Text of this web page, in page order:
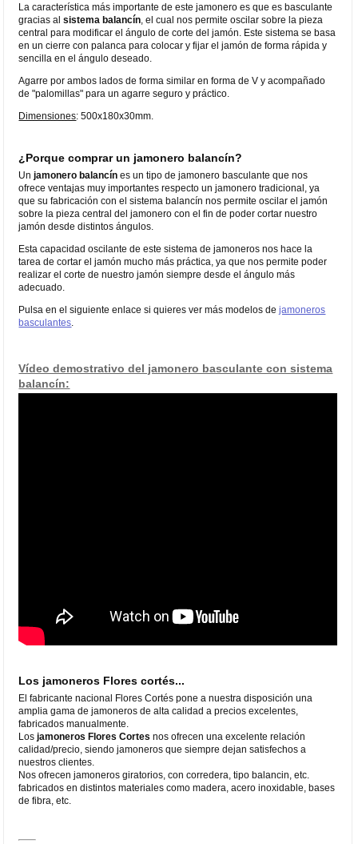
La característica más importante de este jamonero es que es basculante
gracias al sistema balancín , el cual nos permite oscilar sobre la pieza
central para modificar el ángulo de corte del jamón. Este sistema se basa
en un cierre con palanca para colocar y fijar el jamón de forma rápida y
sencilla en el ángulo deseado.
Agarre por ambos lados de forma similar en forma de V y acompañado
de "palomillas" para un agarre seguro y práctico.
Dimensiones: 500x180x30mm.
¿Porque comprar un jamonero balancín?
Unjamonero balancínes un tipo de jamonero basculante que nos
ofrece ventajas muy importantes respecto un jamonero tradicional, ya
que su fabricación con el sistema balancín nos permite oscilar el jamón
sobre la pieza central del jamonero con el fin de poder cortar nuestro
jamón desde distintos ángulos.
Esta capacidad oscilante de este sistema de jamoneros nos hace la
tarea de cortar el jamón mucho más práctica, ya que nos permite poder
realizar el corte de nuestro jamón siempre desde el ángulo más
adecuado.
Pulsa en el siguiente enlace si quieres ver más modelos dejamoneros
basculantes
Vídeo demostrativo del jamonero basculante con sistema
balancín:
Los jamoneros Flores cortés...
El fabricante nacional Flores Cortés pone a nuestra disposición una
amplia gama de jamoneros de alta calidad a precios excelentes,
fabricados manualmente.
Losjamoneros Flores Cortes nos ofrecen una excelente relación
calidad/precio, siendo jamoneros que siempre dejan satisfechos a
nuestros clientes.
Nos ofrecen jamoneros giratorios, con corredera, tipo balancin, etc.
fabricados en distintos materiales como madera, acero inoxidable, bases
de fibra, etc.